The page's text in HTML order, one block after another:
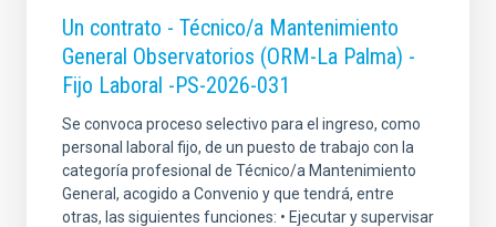
Un contrato - Técnico/a Mantenimiento
General Observatorios (ORM-La Palma) -
Fijo Laboral -PS-2026-031
Se convoca proceso selectivo para el ingreso, como
personal laboral fijo, de un puesto de trabajo con la
categoría profesional de Técnico/a Mantenimiento
General, acogido a Convenio y que tendrá, entre
otras, las siguientes funciones: • Ejecutar y supervisar